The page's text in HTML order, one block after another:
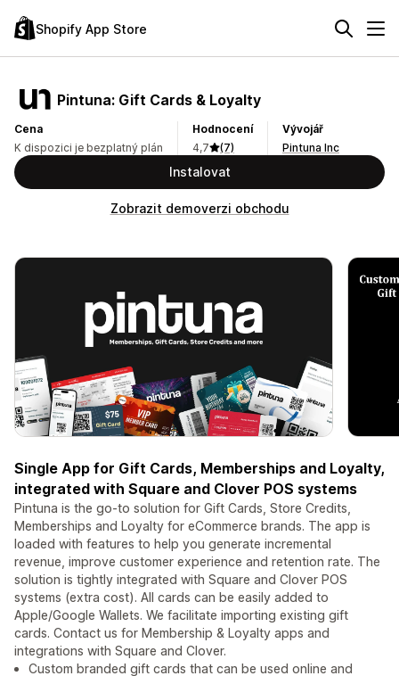
Shopify App Store
Pintuna: Gift Cards & Loyalty
Cena
K dispozici je bezplatný plán
Hodnocení
4,7
(7)
Vývojář
Pintuna Inc
Instalovat
Zobrazit demoverzi obchodu
Single App for Gift Cards, Memberships and Loyalty,
integrated with Square and Clover POS systems
Pintuna is the go-to solution for Gift Cards, Store Credits,
Memberships and Loyalty for eCommerce brands. The app is
loaded with features to help you generate incremental
revenue, improve customer experience and retention rate. The
solution is tightly integrated with Square and Clover POS
systems (extra cost). All cards can be easily added to
Apple/Google Wallets. We facilitate importing existing gift
cards. Contact us for Membership & Loyalty apps and
integrations with Square and Clover.
Custom branded gift cards that can be used online and